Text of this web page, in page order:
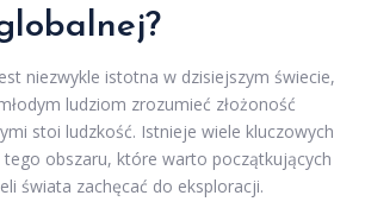
niezwykle istotna w dzisiejszym świecie,
ludziom zrozumieć złożoność
stoi ludzkość. Istnieje wiele kluczowych
obszaru, które warto początkujących
świata zachęcać do eksploracji.